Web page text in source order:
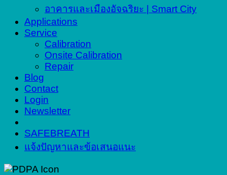
อาคารและเมืองอัจฉริยะ | Smart City
Applications
Service
Calibration
Onsite Calibration
Repair
Blog
Contact
Login
Newsletter
SAFEBREATH
แจ้งปัญหาและข้อเสนอแนะ